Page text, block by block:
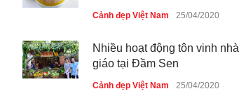
Cảnh đẹp Việt Nam 25/04/2020
Nhiều hoạt động tôn vinh nhà
giáo tại Đầm Sen
Cảnh đẹp Việt Nam 25/04/2020